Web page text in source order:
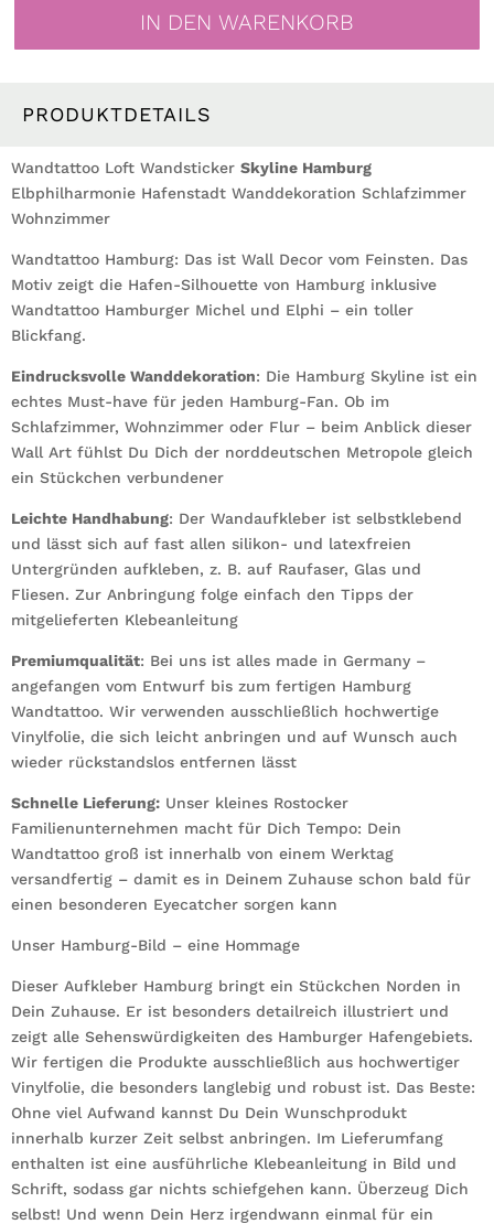
Heimatliebe
IN DEN WARENKORB
PRODUKTDETAILS
Wandtattoo Loft Wandsticker Skyline Hamburg
Elbphilharmonie Hafenstadt Wanddekoration Schlafzimmer
Wohnzimmer
Wandtattoo Hamburg: Das ist Wall Decor vom Feinsten. Das
Motiv zeigt die Hafen-Silhouette von Hamburg inklusive
Wandtattoo Hamburger Michel und Elphi – ein toller
Blickfang.
Eindrucksvolle Wanddekoration: Die Hamburg Skyline ist ein
echtes Must-have für jeden Hamburg-Fan. Ob im
Schlafzimmer, Wohnzimmer oder Flur – beim Anblick dieser
Wall Art fühlst Du Dich der norddeutschen Metropole gleich
ein Stückchen verbundener
Leichte Handhabung: Der Wandaufkleber ist selbstklebend
und lässt sich auf fast allen silikon- und latexfreien
Untergründen aufkleben, z. B. auf Raufaser, Glas und
Fliesen. Zur Anbringung folge einfach den Tipps der
mitgelieferten Klebeanleitung
Premiumqualität: Bei uns ist alles made in Germany –
angefangen vom Entwurf bis zum fertigen Hamburg
Wandtattoo. Wir verwenden ausschließlich hochwertige
Vinylfolie, die sich leicht anbringen und auf Wunsch auch
wieder rückstandslos entfernen lässt
Schnelle Lieferung: Unser kleines Rostocker
Familienunternehmen macht für Dich Tempo: Dein
Wandtattoo groß ist innerhalb von einem Werktag
versandfertig – damit es in Deinem Zuhause schon bald für
einen besonderen Eyecatcher sorgen kann
Unser Hamburg-Bild – eine Hommage
Dieser Aufkleber Hamburg bringt ein Stückchen Norden in
Dein Zuhause. Er ist besonders detailreich illustriert und
zeigt alle Sehenswürdigkeiten des Hamburger Hafengebiets.
Wir fertigen die Produkte ausschließlich aus hochwertiger
Vinylfolie, die besonders langlebig und robust ist. Das Beste:
Ohne viel Aufwand kannst Du Dein Wunschprodukt
innerhalb kurzer Zeit selbst anbringen. Im Lieferumfang
enthalten ist eine ausführliche Klebeanleitung in Bild und
Schrift, sodass gar nichts schiefgehen kann. Überzeug Dich
selbst! Und wenn Dein Herz irgendwann einmal für ein